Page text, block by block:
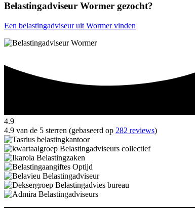
Belastingadviseur Wormer gezocht?
Een belastingadviseur uit Wormer vinden
4.9
4.9 van de 5 sterren (gebaseerd op 282 reviews)